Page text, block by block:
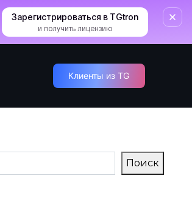
Зарегистрироваться в TGtron
и получить лицензию
Клиенты из TG
Поиск